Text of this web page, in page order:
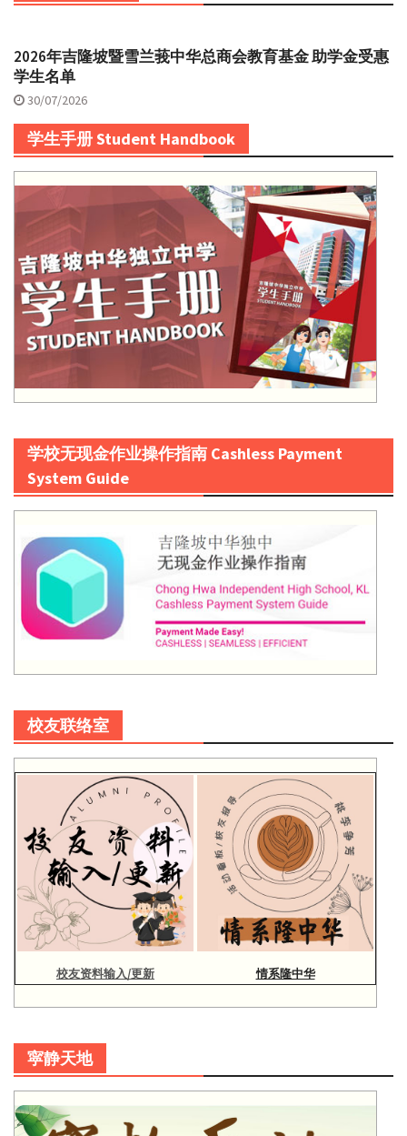
2026年吉隆坡暨雪兰莪中华总商会教育基金 助学金受惠
学生名单
30/07/2026
学生手册 Student Handbook
学校无现金作业操作指南 Cashless Payment
System Guide
校友联络室
校友资料输入/更新 情系隆中华
寜静天地